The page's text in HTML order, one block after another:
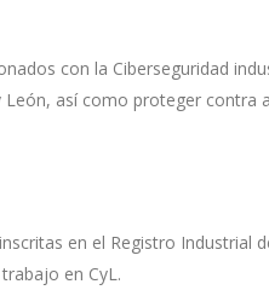
con la Ciberseguridad
así como proteger contra
en el Registro Industrial
en CyL.